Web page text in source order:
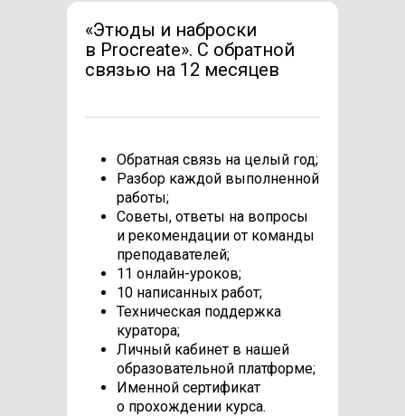
Обратная связь на целый год;
Разбор каждой выполненной
работы;
Советы, ответы на вопросы
и рекомендации от команды
преподавателей;
11 онлайн-уроков;
10 написанных работ;
Техническая поддержка
куратора;
Личный кабинет в нашей
образовательной платформе;
Именной сертификат
о прохождении курса.
«Этюды и наброски
в Procreate». C обратной
связью на 12 месяцев